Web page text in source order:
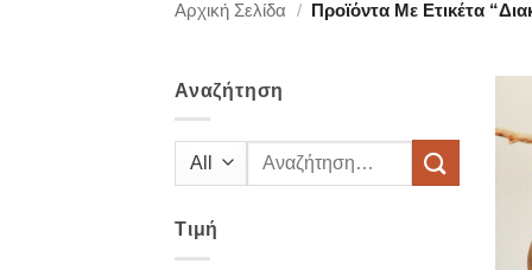
Αρχική Σελίδα / Προϊόντα Με Ετικέτα
Αναζήτηση
Αναζήτηση
Τιμή